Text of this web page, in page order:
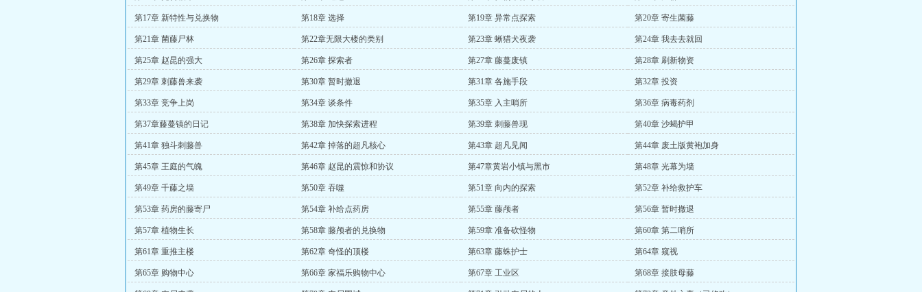
第17章 新特性与兑换物 第18章 选择 第19章 异常点探索 第20章 寄生菌藤
第21章 菌藤尸林 第22章无限大楼的类别 第23章 蜥猎犬夜袭 第24章 我去去就回
第25章 赵昆的强大 第26章 探索者 第27章 藤蔓废镇 第28章 刷新物资
第29章 刺藤兽来袭 第30章 暂时撤退 第31章 各施手段 第32章 投资
第33章 竞争上岗 第34章 谈条件 第35章 入主哨所 第36章 病毒药剂
第37章藤蔓镇的日记 第38章 加快探索进程 第39章 刺藤兽现 第40章 沙蝎护甲
第41章 独斗刺藤兽 第42章 掉落的超凡核心 第43章 超凡见闻 第44章 废土版黄袍加身
第45章 王庭的气魄 第46章 赵昆的震惊和协议 第47章黄岩小镇与黑市 第48章 光幕为墙
第49章 千藤之墙 第50章 吞噬 第51章 向内的探索 第52章 补给救护车
第53章 药房的藤寄尸 第54章 补给点药房 第55章 藤颅者 第56章 暂时撤退
第57章 植物生长 第58章 藤颅者的兑换物 第59章 准备砍怪物 第60章 第二哨所
第61章 重推主楼 第62章 奇怪的顶楼 第63章 藤蛛护士 第64章 窥视
第65章 购物中心 第66章 家福乐购物中心 第67章 工业区 第68章 接肢母藤